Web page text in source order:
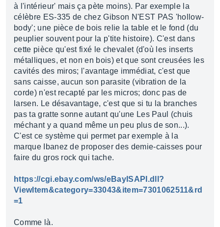
à l'intérieur' mais ça pète moins). Par exemple la
célèbre ES-335 de chez Gibson N'EST PAS 'hollow-
body'; une pièce de bois relie la table et le fond (du
peuplier souvent pour la p'tite histoire). C'est dans
cette pièce qu'est fixé le chevalet (d'où les inserts
métalliques, et non en bois) et que sont creusées les
cavités des miros; l'avantage immédiat, c'est que
sans caisse, aucun son parasite (vibration de la
corde) n'est recapté par les micros; donc pas de
larsen. Le désavantage, c'est que si tu la branches
pas ta gratte sonne autant qu'une Les Paul (chuis
méchant y a quand même un peu plus de son...).
C'est ce système qui permet par exemple à la
marque Ibanez de proposer des demie-caisses pour
faire du gros rock qui tache.
https://cgi.ebay.com/ws/eBayISAPI.dll?
ViewItem&category=33043&item=7301062511&rd
=1
Comme là.